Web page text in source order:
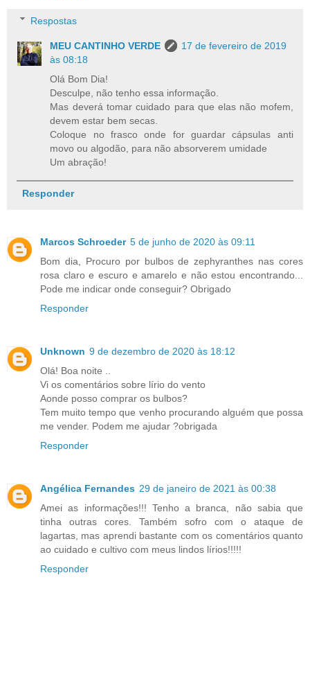
Respostas
MEU CANTINHO VERDE
17 de fevereiro de 2019
às 08:18
Olá Bom Dia!
Desculpe, não tenho essa informação.
Mas deverá tomar cuidado para que elas não mofem,
devem estar bem secas.
Coloque no frasco onde for guardar cápsulas anti
movo ou algodão, para não absorverem umidade
Um abração!
Responder
Marcos Schroeder 5 de junho de 2020 às 09:11
Bom dia, Procuro por bulbos de zephyranthes nas cores
rosa claro e escuro e amarelo e não estou encontrando...
Pode me indicar onde conseguir? Obrigado
Responder
Unknown 9 de dezembro de 2020 às 18:12
Olá! Boa noite ..
Vi os comentários sobre lírio do vento
Aonde posso comprar os bulbos?
Tem muito tempo que venho procurando alguém que possa
me vender. Podem me ajudar ?obrigada
Responder
Angélica Fernandes 29 de janeiro de 2021 às 00:38
Amei as informações!!! Tenho a branca, não sabia que
tinha outras cores. Também sofro com o ataque de
lagartas, mas aprendi bastante com os comentários quanto
ao cuidado e cultivo com meus lindos lírios!!!!!
Responder